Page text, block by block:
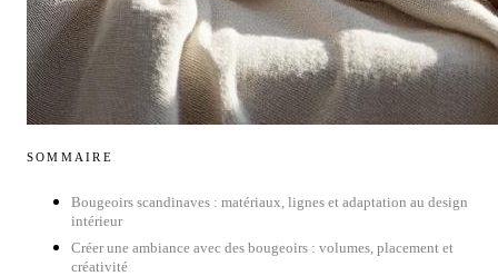
SOMMAIRE
Bougeoirs scandinaves : matériaux, lignes et adaptation au design
intérieur
Créer une ambiance avec des bougeoirs : volumes, placement et
créativité